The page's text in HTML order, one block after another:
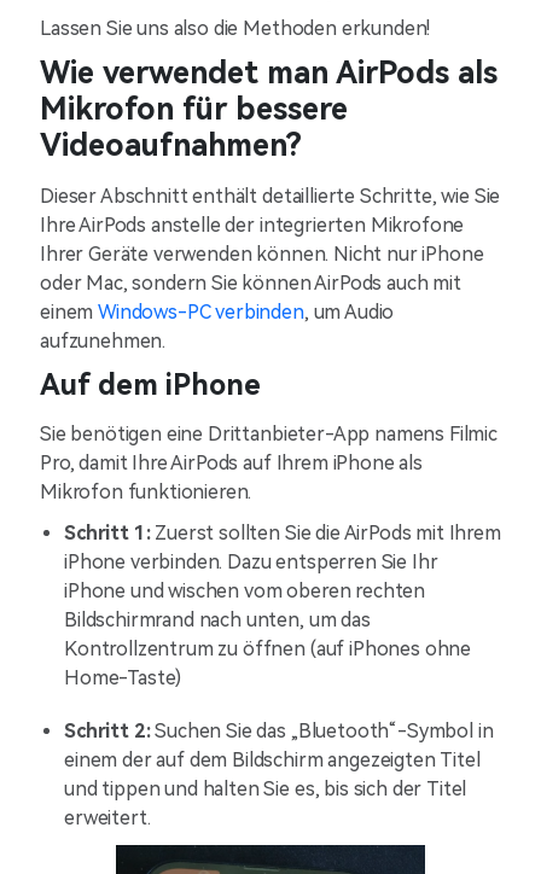
Lassen Sie uns also die Methoden erkunden!
Wie verwendet man AirPods als
Mikrofon für bessere
Videoaufnahmen?
Dieser Abschnitt enthält detaillierte Schritte, wie Sie
Ihre AirPods anstelle der integrierten Mikrofone
Ihrer Geräte verwenden können. Nicht nur iPhone
oder Mac, sondern Sie können AirPods auch mit
einemWindows-PC verbinden, um Audio
aufzunehmen.
Auf dem iPhone
Sie benötigen eine Drittanbieter-App namens Filmic
Pro, damit Ihre AirPods auf Ihrem iPhone als
Mikrofon funktionieren.
Schritt 1:Zuerst sollten Sie die AirPods mit Ihrem
iPhone verbinden. Dazu entsperren Sie Ihr
iPhone und wischen vom oberen rechten
Bildschirmrand nach unten, um das
Kontrollzentrum zu öffnen (auf iPhones ohne
Home-Taste)
Schritt 2:Suchen Sie das „Bluetooth“-Symbol in
einem der auf dem Bildschirm angezeigten Titel
und tippen und halten Sie es, bis sich der Titel
erweitert.